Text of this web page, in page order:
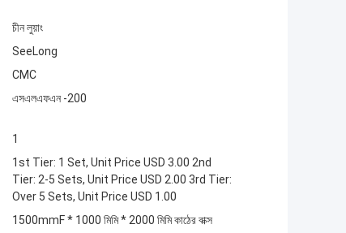
চীন লুয়াং
SeeLong
CMC
এসএলএফএন -200
1
1st Tier: 1 Set, Unit Price USD 3.00 2nd
Tier: 2-5 Sets, Unit Price USD 2.00 3rd Tier:
Over 5 Sets, Unit Price USD 1.00
1500mmF * 1000 মিমি * 2000 মিমি কাঠের বাক্স